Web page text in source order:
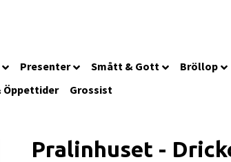
Presenter Smått & Gott
Bröllop
Öppettider Grossist
Pralinhuset -